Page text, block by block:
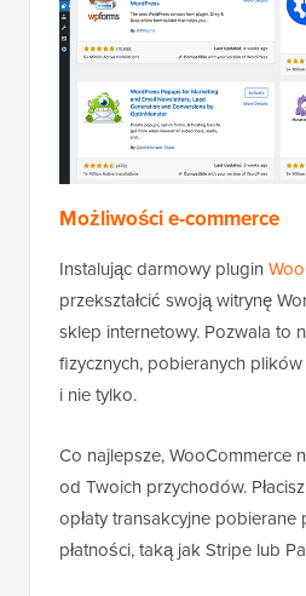
Możliwości e-commerce
Instalując darmowy plugin
przekształcić swoją witrynę
sklep internetowy. Pozwala to
fizycznych, pobieranych
i nie tylko.
Co najlepsze, WooCommerce
od Twoich przychodów.
opłaty transakcyjne
płatności, taką jak Stripe lub